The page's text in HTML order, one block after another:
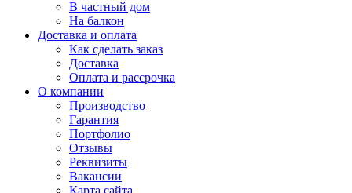
В частный дом
На балкон
Доставка и оплата
Как сделать заказ
Доставка
Оплата и рассрочка
О компании
Производство
Гарантия
Портфолио
Отзывы
Реквизиты
Вакансии
Карта сайта